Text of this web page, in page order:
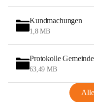
Kundmachungen
1,8 MB
Protokolle
63,49 MB